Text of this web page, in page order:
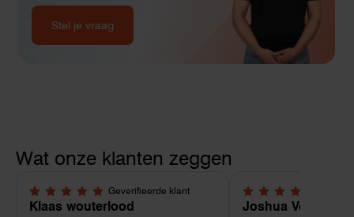
Stel je vraag
Wat onze klanten zeggen
Geverifieerde klant
5,0 van 5 sterren
Klaas wouterlood
5,0 van 5 sterren
Joshua Verdonk